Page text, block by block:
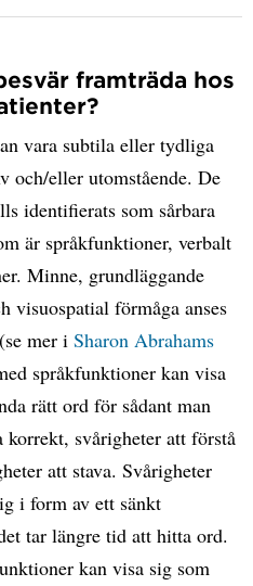
framträda hos
vara subtila eller tydliga
och/eller utomstående. De
identifierats som sårbara
är språkfunktioner, verbalt
Minne, grundläggande
visuospatial förmåga anses
mer i Sharon Abrahams
språkfunktioner kan visa
rätt ord för sådant man
svårigheter att förstå
att stava. Svårigheter
i form av ett sänkt
tar längre tid att hitta ord.
kan visa sig som